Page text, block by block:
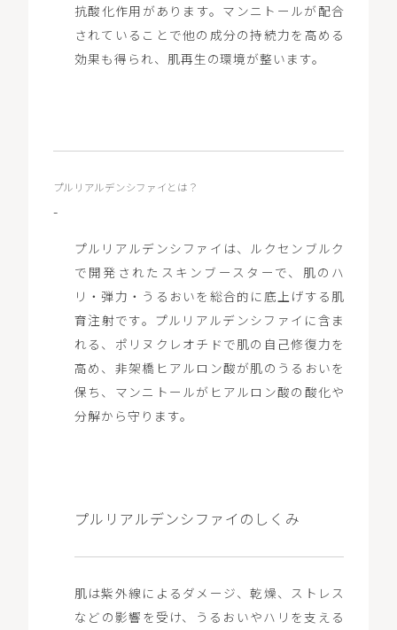
抗酸化作用があります。マンニトールが配合
されていることで他の成分の持続力を高める
効果も得られ、肌再生の環境が整います。
プルリアルデンシファイとは？
-
プルリアルデンシファイは、ルクセンブルク
で開発されたスキンブースターで、肌のハ
リ・弾力・うるおいを総合的に底上げする肌
育注射です。プルリアルデンシファイに含ま
れる、ポリヌクレオチドで肌の自己修復力を
高め、非架橋ヒアルロン酸が肌のうるおいを
保ち、マンニトールがヒアルロン酸の酸化や
分解から守ります。
プルリアルデンシファイのしくみ
肌は紫外線によるダメージ、乾燥、ストレス
などの影響を受け、うるおいやハリを支える